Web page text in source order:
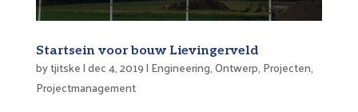
Startsein voor bouw Lievingerveld
bytjitske|dec 4, 2019| Engineering,Ontwerp, Projecten,
Projectmanagement